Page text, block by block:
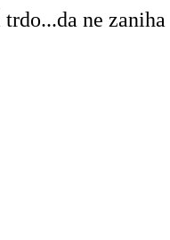
ne zaniha